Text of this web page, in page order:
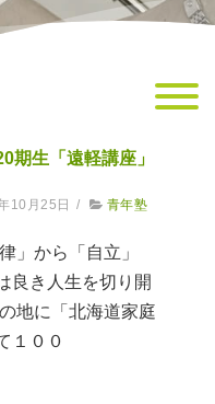
期生「遠軽講座」
10月25日 / 青年塾
」から「自立」
き人生を切り開
地に「北海道家庭
１００